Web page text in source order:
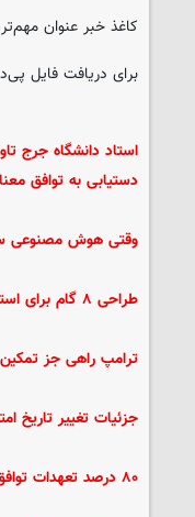
کاغذ خبر عنوان
برای دریافت فایل
استاد دانشگاه جرج
دستیابی به توافق
وقتی هوش مصنوعی
طراحی ۸ گام برای استعدادیابی ورزشی دانش‌آموزان سما
ترامپ راهی جز تمکین
جزئیات تغییر تاریخ
۸۰ درصد تعهدات توافق جدید بر عهده واشنگتن است